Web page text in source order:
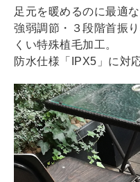
足元を暖めるのに最適
強弱調節・３段階首振
くい特殊植毛加工。
防水仕様「IPX5」に対応